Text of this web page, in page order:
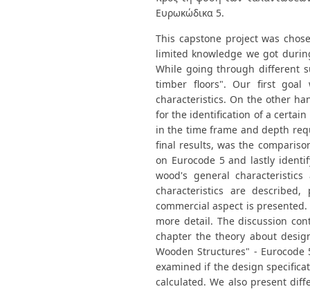
Ευρωκώδικα 5.
This capstone project was
limited knowledge we got
While going through different
timber floors". Our first goal
characteristics. On the other
for the identification of a certain
in the time frame and depth
final results, was the
on Eurocode 5 and lastly
wood's general
characteristics are
commercial aspect is
more detail. The discussion
chapter the theory about
Wooden Structures" -
examined if the design
calculated. We also present